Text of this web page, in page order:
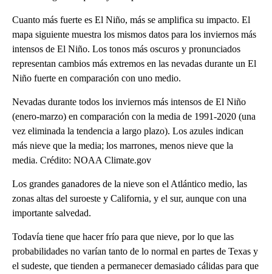
Cuanto más fuerte es El Niño, más se amplifica su impacto. El
mapa siguiente muestra los mismos datos para los inviernos más
intensos de El Niño. Los tonos más oscuros y pronunciados
representan cambios más extremos en las nevadas durante un El
Niño fuerte en comparación con uno medio.
Nevadas durante todos los inviernos más intensos de El Niño
(enero-marzo) en comparación con la media de 1991-2020 (una
vez eliminada la tendencia a largo plazo). Los azules indican
más nieve que la media; los marrones, menos nieve que la
media. Crédito: NOAA Climate.gov
Los grandes ganadores de la nieve son el Atlántico medio, las
zonas altas del suroeste y California, y el sur, aunque con una
importante salvedad.
Todavía tiene que hacer frío para que nieve, por lo que las
probabilidades no varían tanto de lo normal en partes de Texas y
el sudeste, que tienden a permanecer demasiado cálidas para que